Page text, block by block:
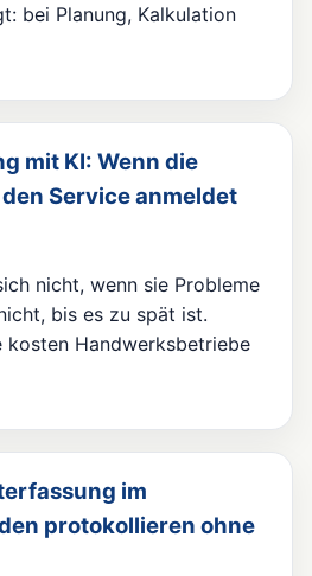
bei Planung, Kalkulation
mit KI: Wenn die
Service anmeldet
nicht, wenn sie Probleme
bis es zu spät ist.
kosten Handwerksbetriebe
im
protokollieren ohne